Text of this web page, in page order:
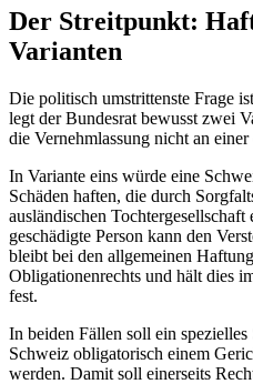
Der Streitpunkt:
Varianten
Die politisch umstrittenste Frage
legt der Bundesrat bewusst zwei
die Vernehmlassung nicht an
In Variante eins würde eine
Schäden haften, die durch
ausländischen Tochtergesellschaft
geschädigte Person kann den
bleibt bei den allgemeinen
Obligationenrechts und hält dies
fest.
In beiden Fällen soll ein
Schweiz obligatorisch einem
werden. Damit soll einerseits